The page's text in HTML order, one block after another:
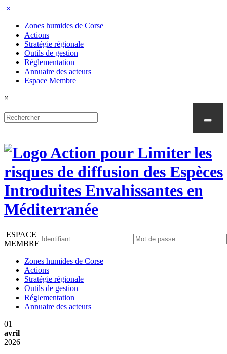
×
Zones humides de Corse
Actions
Stratégie régionale
Outils de gestion
Réglementation
Annuaire des acteurs
Espace Membre
×
ESPACE
MEMBRE
Zones humides de Corse
Actions
Stratégie régionale
Outils de gestion
Réglementation
Annuaire des acteurs
01
avril
2026